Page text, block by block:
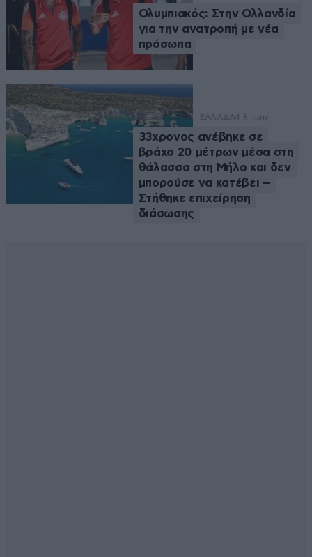
Ολυμπιακός: Στην Ολλανδία
για την ανατροπή με νέα
πρόσωπα
ΕΛΛΑΔΑ4 λ. πριν
33χρονος ανέβηκε σε
βράχο 20 μέτρων μέσα στη
θάλασσα στη Μήλο και δεν
μπορούσε να κατέβει –
Στήθηκε επιχείρηση
διάσωσης